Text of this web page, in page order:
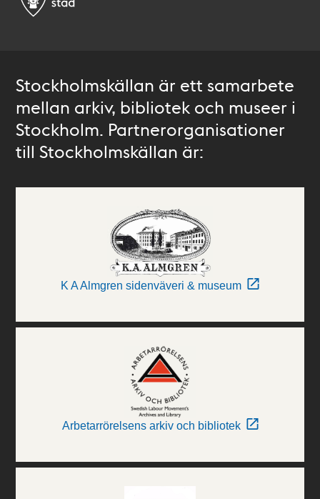
Stockholmskällan är ett samarbete
mellan arkiv, bibliotek och museer i
Stockholm. Partnerorganisationer
till Stockholmskällan är:
K A Almgren sidenväveri & museum
Arbetarrörelsens arkiv och bibliotek